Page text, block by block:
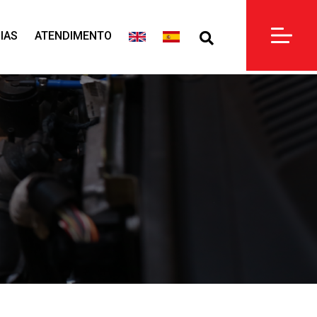
ATENDIMENTO